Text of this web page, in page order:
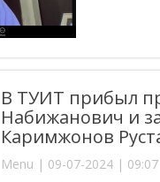
В ТУИТ прибыл
Набижанович и
Каримжонов
Menu | 09-07-2024 | 09:07